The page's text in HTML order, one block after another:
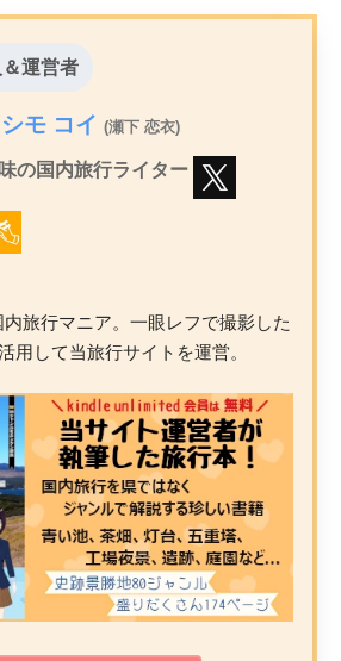
運営者
モ コイ (瀬下 恋衣)
の国内旅行ライター
旅行マニア。一眼レフで撮影した
用して当旅行サイトを運営。